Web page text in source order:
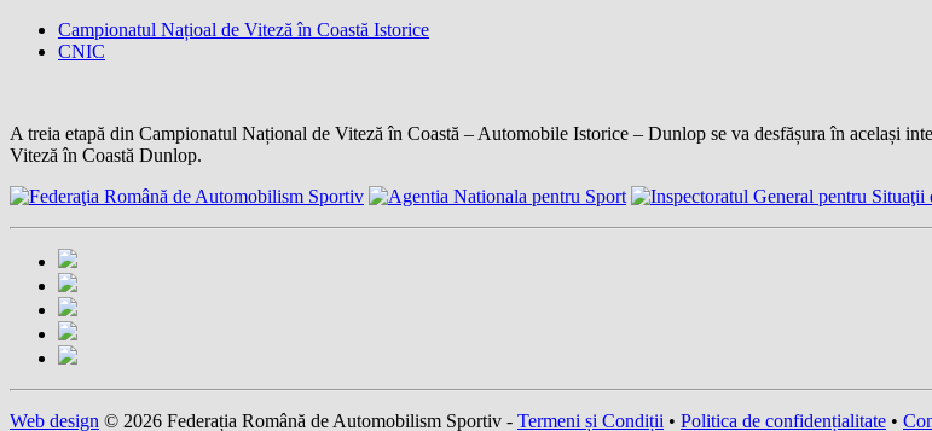
Campionatul Națioal de Viteză în Coastă Istorice
CNIC
A treia etapă din Campionatul Național de Viteză în Coastă – Automobile Istorice – Dunlop se va desfășura în același
Viteză în Coastă Dunlop.
Web design © 2026 Federația Română de Automobilism Sportiv - Termeni și Condiții • Politica de confidențialitate •